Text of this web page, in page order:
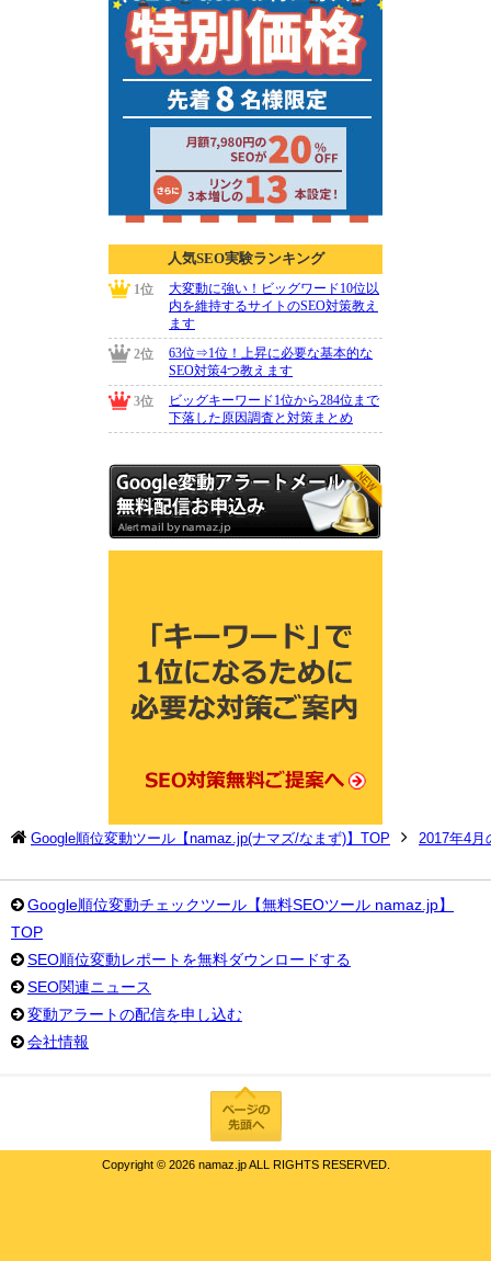
Google順位変動ツール【namaz.jp(ナマズ/なまず)】TOP 2017年4月
Google順位変動チェックツール【無料SEOツール namaz.jp】
TOP
SEO順位変動レポートを無料ダウンロードする
SEO関連ニュース
変動アラートの配信を申し込む
会社情報
Copyright © 2026 namaz.jp ALL RIGHTS RESERVED.